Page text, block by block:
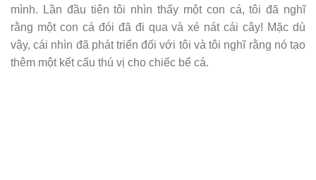
mình. Lần đầu tiên tôi nhìn thấy một con cá, tôi đã nghĩ
rằng một con cá đói đã đi qua và xé nát cái cây! Mặc dù
vậy, cái nhìn đã phát triển đối với tôi và tôi nghĩ rằng nó tạo
thêm một kết cấu thú vị cho chiếc bể cá.